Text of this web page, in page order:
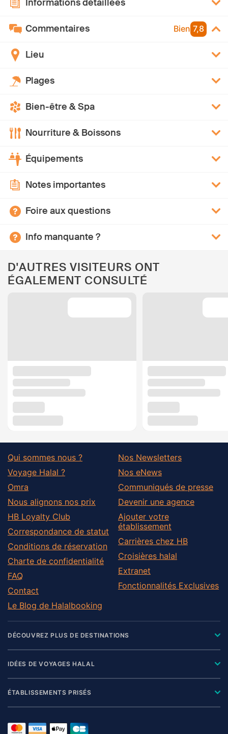
Informations détaillées
Commentaires Bien 7,8
Lieu
Plages
Bien-être & Spa
Nourriture & Boissons
Équipements
Notes importantes
Foire aux questions
Info manquante ?
D'AUTRES VISITEURS ONT
ÉGALEMENT CONSULTÉ
Qui sommes nous ?
Voyage Halal ?
Omra
Nous alignons nos prix
HB Loyalty Club
Correspondance de statut
Conditions de réservation
Charte de confidentialité
FAQ
Contact
Le Blog de Halalbooking
Nos Newsletters
Nos eNews
Communiqués de presse
Devenir une agence
Ajouter votre
établissement
Carrières chez HB
Croisières halal
Extranet
Fonctionnalités Exclusives
DÉCOUVREZ PLUS DE DESTINATIONS
IDÉES DE VOYAGES HALAL
ÉTABLISSEMENTS PRISÉS